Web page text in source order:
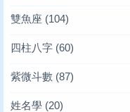
雙魚座 (104)
四柱八字 (60)
紫微斗數 (87)
姓名學 (20)